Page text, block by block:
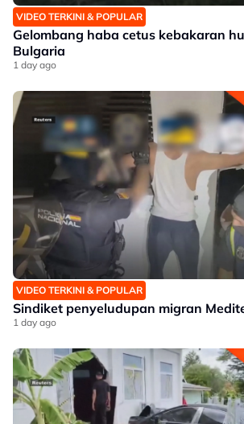
VIDEO TERKINI & POPULAR
Gelombang haba cetus kebakaran
Bulgaria
1 day ago
VIDEO TERKINI & POPULAR
Sindiket penyeludupan migran
1 day ago